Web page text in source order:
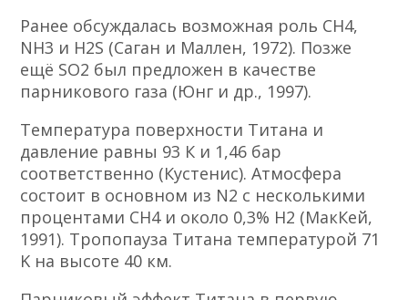
Ранее обсуждалась возможная роль СН4,
NH3 и H2S (Саган и Маллен, 1972). Позже
ещё SO2 был предложен в качестве
парникового газа (Юнг и др., 1997).
Температура поверхности Титана и
давление равны 93 К и 1,46 бар
соответственно (Кустенис). Атмосфера
состоит в основном из N2 с несколькими
процентами CH4 и около 0,3% H2 (МакКей,
1991). Тропопауза Титана температурой 71
K на высоте 40 км.